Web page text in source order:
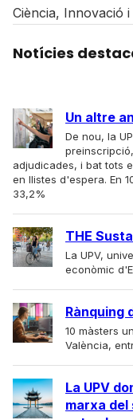
Ciència, Innovació
Notícies
Un altre
De nou, la
adjudicades, i bat tots
en llistes d'espera. En
33,2%
THE
La UPV,
econòmic
Rànquing
10 màsters
València,
La UPV
marxa del